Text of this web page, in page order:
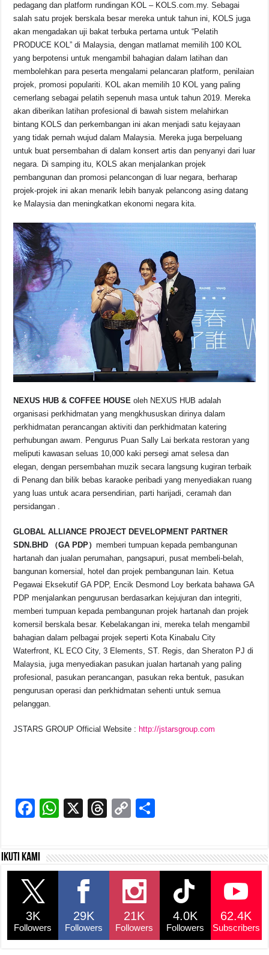
pedagang dan platform rundingan KOL – KOLS.com.my. Sebagai
salah satu projek berskala besar mereka untuk tahun ini, KOLS juga
akan mengadakan uji bakat terbuka pertama untuk “Pelatih
PRODUCE KOL” di Malaysia, dengan matlamat memilih 100 KOL
yang berpotensi untuk mengambil bahagian dalam latihan dan
membolehkan para peserta mengalami pelancaran platform, penilaian
projek, promosi populariti. KOL akan memilih 10 KOL yang paling
cemerlang sebagai pelatih sepenuh masa untuk tahun 2019. Mereka
akan diberikan latihan profesional di bawah sistem melahirkan
bintang KOLS dan perkembangan ini akan menjadi satu kejayaan
yang tidak pernah wujud dalam Malaysia. Mereka juga berpeluang
untuk buat persembahan di dalam konsert artis dan penyanyi dari luar
negara. Di samping itu, KOLS akan menjalankan projek
pembangunan dan promosi pelancongan di luar negara, berharap
projek-projek ini akan menarik lebih banyak pelancong asing datang
ke Malaysia dan meningkatkan ekonomi negara kita.
NEXUS HUB & COFFEE HOUSE oleh NEXUS HUB adalah
organisasi perkhidmatan yang mengkhususkan dirinya dalam
perkhidmatan perancangan aktiviti dan perkhidmatan katering
perhubungan awam. Pengurus Puan Sally Lai berkata restoran yang
meliputi kawasan seluas 10,000 kaki persegi amat selesa dan
elegan, dengan persembahan muzik secara langsung kugiran terbaik
di Penang dan bilik bebas karaoke peribadi yang menyediakan ruang
yang luas untuk acara persendirian, parti harijadi, ceramah dan
persidangan .
GLOBAL ALLIANCE PROJECT DEVELOPMENT PARTNER
SDN.BHD
（GA PDP）memberi tumpuan kepada pembangunan
hartanah dan jualan perumahan, pangsapuri, pusat membeli-belah,
bangunan komersial, hotel dan projek pembangunan lain. Ketua
Pegawai Eksekutif GA PDP, Encik Desmond Loy berkata bahawa GA
PDP menjalankan pengurusan berdasarkan kejujuran dan integriti,
memberi tumpuan kepada pembangunan projek hartanah dan projek
komersil berskala besar. Kebelakangan ini, mereka telah mengambil
bahagian dalam pelbagai projek seperti Kota Kinabalu City
Waterfront, KL ECO City, 3 Elements, ST. Regis, dan Sheraton PJ di
Malaysia, juga menyediakan pasukan jualan hartanah yang paling
profesional, pasukan perancangan, pasukan reka bentuk, pasukan
pengurusan operasi dan perkhidmatan sehenti untuk semua
pelanggan.
JSTARS GROUP Official Website : http://jstarsgroup.com
F
c
e
b
o
o
k
W
s
p
X
T
a
C
y
Li
n
k
e
Ikuti kami
3K
Followers
29K
Followers
21K
Followers
4.0K
Followers
62.4K
Subscribers